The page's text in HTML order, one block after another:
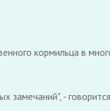
кормильца в
замечаний", -